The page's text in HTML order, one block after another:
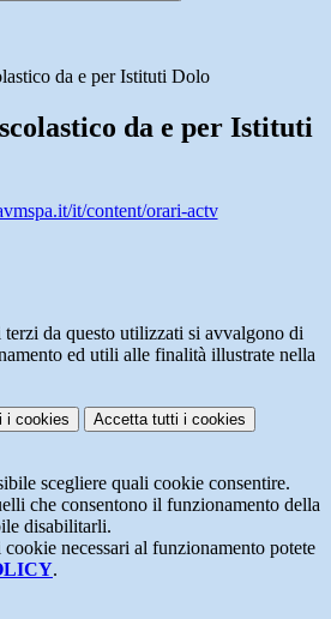
da e per Istituti Dolo
da e per Istituti
it/content/orari-actv
da questo utilizzati si avvalgono di
ed utili alle finalità illustrate nella
i cookies Accetta tutti i cookies
scegliere quali cookie consentire.
che consentono il funzionamento della
disabilitarli.
necessari al funzionamento potete
.